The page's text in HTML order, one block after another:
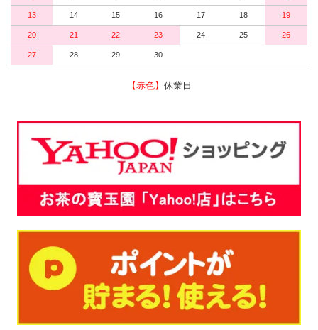
13 14 15 16 17 18 19
20 21 22 23 24 25 26
27 28 29 30
【赤色】 休業日